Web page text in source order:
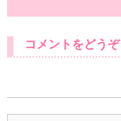
コメントをどうぞ